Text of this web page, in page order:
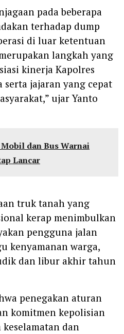
pada beberapa
terhadap dump
di luar ketentuan
langkah yang
kinerja Kapolres
serta jajaran yang cepat
ujar Yanto
dan Bus Warnai
Lancar
truk tanah yang
kerap menimbulkan
pengguna jalan
kenyamanan warga,
dan libur akhir tahun
penegakan aturan
komitmen kepolisian
dan